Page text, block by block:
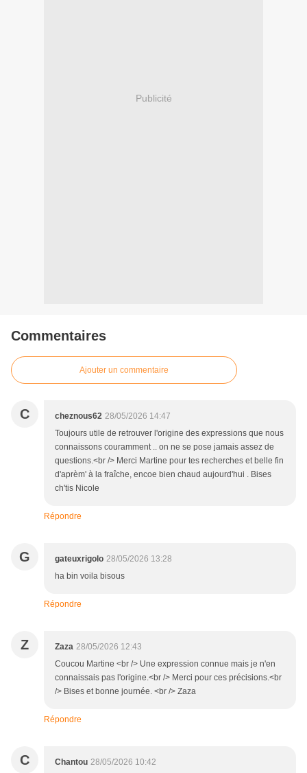
Publicité
Commentaires
Ajouter un commentaire
C cheznous62 28/05/2026 14:47
Toujours utile de retrouver l'origine des expressions que nous
connaissons couramment .. on ne se pose jamais assez de
questions.<br /> Merci Martine pour tes recherches et belle fin
d'aprèm' à la fraîche, encoe bien chaud aujourd'hui . Bises
ch'tis Nicole
Répondre
G gateuxrigolo 28/05/2026 13:28
ha bin voila bisous
Répondre
Z Zaza 28/05/2026 12:43
Coucou Martine <br /> Une expression connue mais je n'en
connaissais pas l'origine.<br /> Merci pour ces précisions.<br
/> Bises et bonne journée. <br /> Zaza
Répondre
C Chantou 28/05/2026 10:42